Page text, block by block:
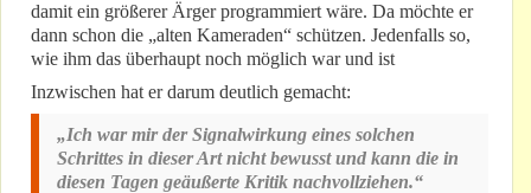
damit ein größerer Ärger programmiert wäre. Da möchte er
dann schon die „alten Kameraden“ schützen. Jedenfalls so,
wie ihm das überhaupt noch möglich war und ist
Inzwischen hat er darum deutlich gemacht:
„Ich war mir der Signalwirkung eines solchen
Schrittes in dieser Art nicht bewusst und kann die in
diesen Tagen geäußerte Kritik nachvollziehen.“